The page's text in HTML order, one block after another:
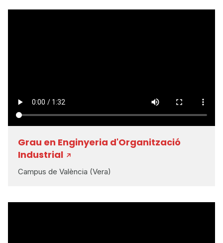
Grau en Enginyeria d'Organització
Industrial
Campus de València (Vera)